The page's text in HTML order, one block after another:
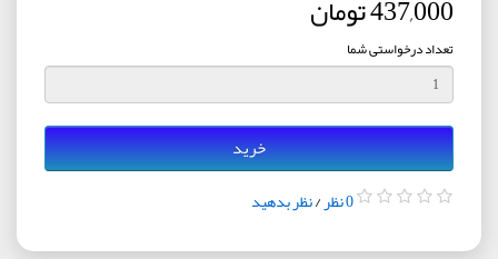
437,000 تومان
تعداد درخواستی شما
خرید
0 نظر /نظر بدهید